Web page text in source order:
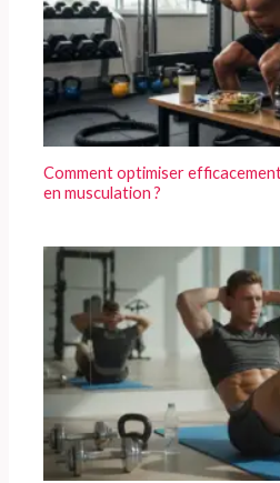
Comment optimiser
en musculation ?